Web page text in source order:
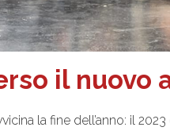
il nuovo
la fine dell’anno: il